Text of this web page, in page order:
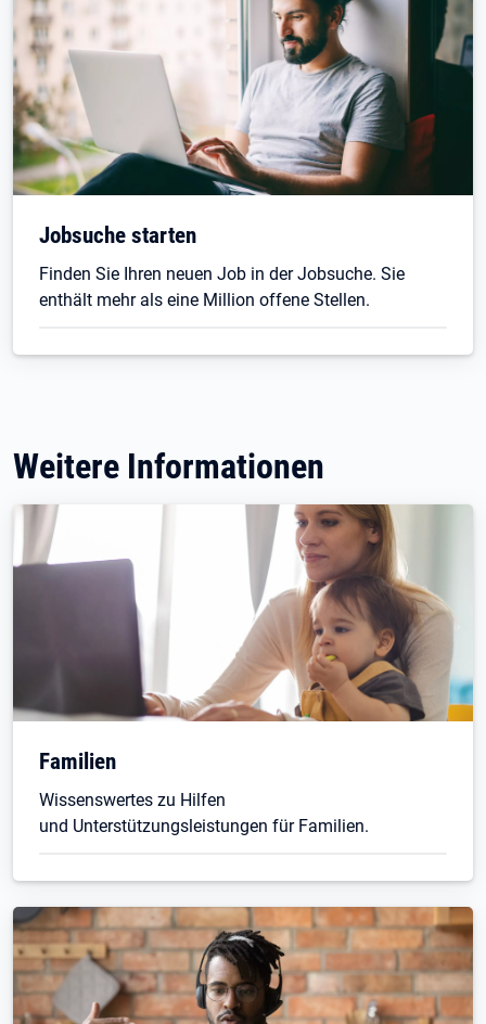
Jobsuche starten
Finden Sie Ihren neuen Job in der Jobsuche. Sie
enthält mehr als eine Million offene Stellen.
Weitere Informationen
Familien
Wissenswertes zu Hilfen
und Unterstützungsleistungen für Familien.